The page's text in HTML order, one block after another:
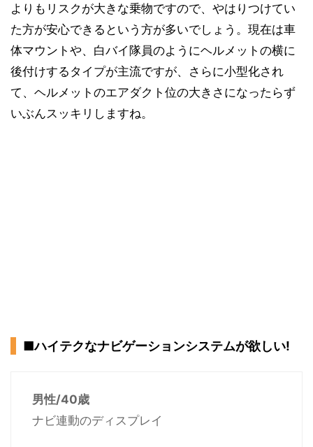
よりもリスクが大きな乗物ですので、やはりつけてい
た方が安心できるという方が多いでしょう。現在は車
体マウントや、白バイ隊員のようにヘルメットの横に
後付けするタイプが主流ですが、さらに小型化され
て、ヘルメットのエアダクト位の大きさになったらず
いぶんスッキリしますね。
■ハイテクなナビゲーションシステムが欲しい!
男性/40歳
ナビ連動のディスプレイ